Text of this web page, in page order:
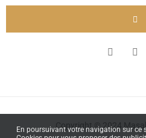
Copyright © 2024
En poursuivant votre navigation sur